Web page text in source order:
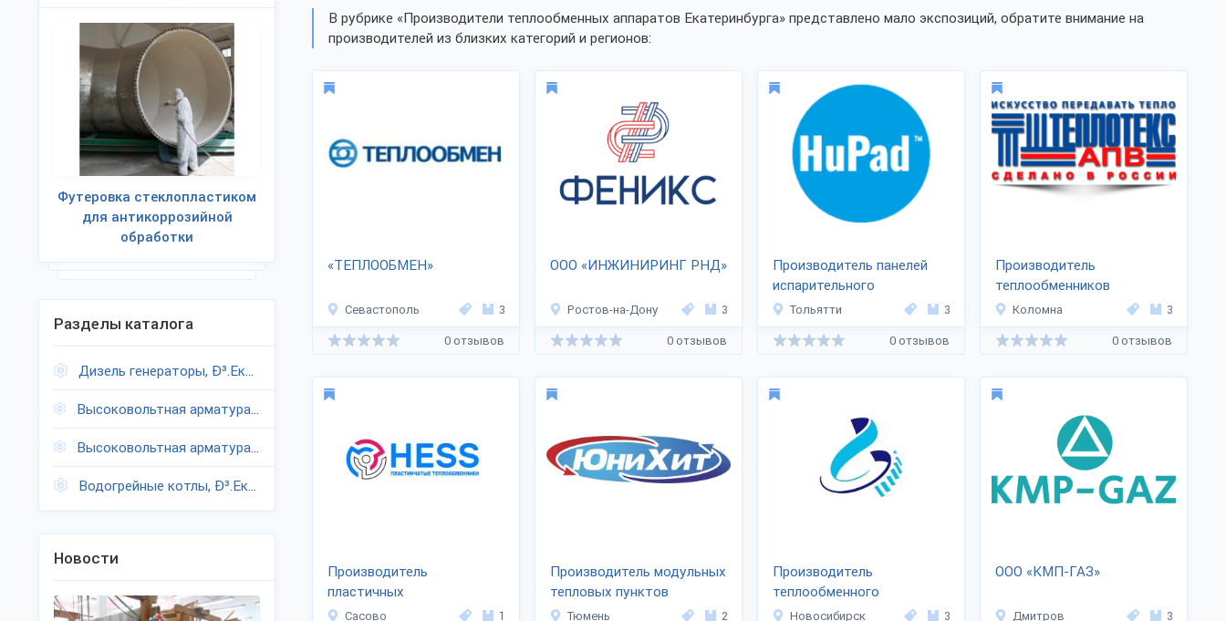
В рубрике «Производители теплообменных аппаратов Екатеринбурга» представлено мало экспозиций, обратите внимание на
производителей из близких категорий и регионов:
«ТЕПЛООБМЕН»
Севастополь 3
0 отзывов
ООО «ИНЖИНИРИНГ РНД»
Ростов-на-Дону 3
0 отзывов
Производитель панелей
испарительного
охлаждения «HuPad»
Тольятти 3
0 отзывов
Производитель
теплообменников
«Теплотекс АПВ»
Коломна 3
0 отзывов
Производитель
пластичных
теплообменников «HESS»
Сасово 1
Производитель модульных
тепловых пунктов
«ЮниХит»
Тюмень 2
Производитель
теплообменного
оборудования
Новосибирск 3
ООО «КМП-ГАЗ»
Дмитров 3
Футеровка стеклопластиком
для антикоррозийной
обработки
Разделы каталога
Дизель генераторы, Ð³.Екатеринбург
Высоковольтная арматура, Ð³.Екатеринбург
Высоковольтная арматура, Ð³.Екатеринбург
Водогрейные котлы, Ð³.Екатеринбург
Новости